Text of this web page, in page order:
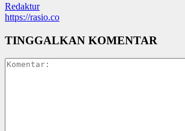
Redaktur
https://rasio.co
TINGGALKAN KOMENTAR